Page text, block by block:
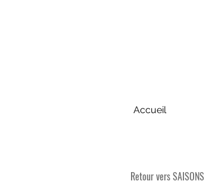
Accueil
Retour vers SAISONS